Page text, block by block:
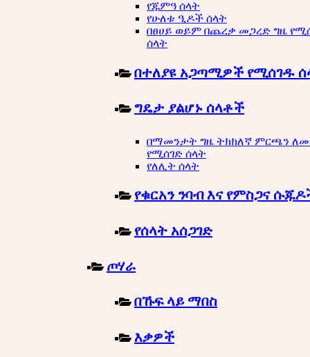
የጁምዓ ሰላት
የሁለቱ ዒዶች ሰላት
በፀሀይ ወይም በጨረቃ መጋረድ ግዜ
ሰላት
በተለያዩ አጋጣሚዎች የሚሰገዱ
ግዴታ ያልሆኑ ሰላቶች
በማመንታት ግዜ ትክክለኛ ምርጫን
የሚሰገድ ሰላት
የለሊት ሰላት
የቁርአን ንባብ እና የምስጋና
የሰላት አሰጋገድ
ጦሃራ
በኹፍ ላይ ማበስ
እቃዎች